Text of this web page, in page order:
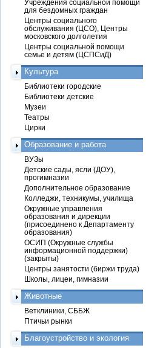
Учреждения социальной помощи
для бездомных граждан
Центры социального
обслуживания (ЦСО), Центры
московского долголетия
Центры социальной помощи
семье и детям (ЦСПСиД)
Культура
Библиотеки городские
Библиотеки детские
Музеи
Театры
Цирки
Образование и работа
ВУЗы
Детские сады, ясли (ДОУ),
прогимназии
Дополнительное образование
Колледжи, техникумы, училища
Окружные управления
образования и дирекции
(присоединено к Департаменту
образования)
ОСИП (Окружные службы
информационной поддержки)
(закрыты)
Центры занятости (биржи труда)
Школы, лицеи, гимназии
Животные
Ветклиники, СББЖ
Птичьи рынки
Благоустройство и экология